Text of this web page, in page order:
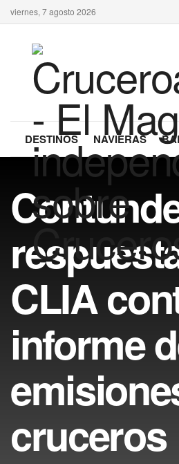
viernes, 7 agosto 2026
DESTINOS NAVIERAS
CLIA
informe
cruceros